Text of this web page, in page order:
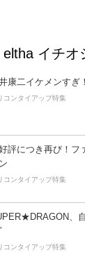
eltha イチオ
康二イケメンすぎ
コンタイアップ特集
評につき再び！フ
コンタイアップ特集
、
コンタイアップ特集